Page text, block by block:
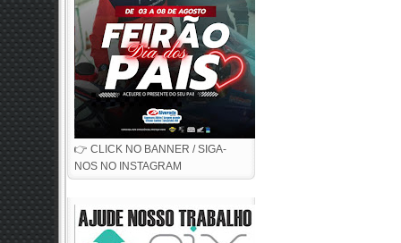
👉 CLICK NO BANNER / SIGA-
NOS NO INSTAGRAM